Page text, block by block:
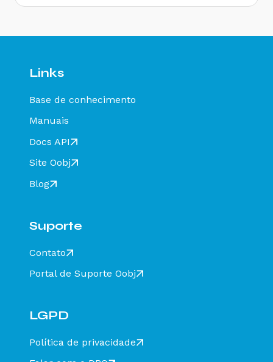
diferente de CT-e EMITIDO EM AMBIENTE DE
HOMOLOGACAO - SEM VALOR FISCAL - Como
Rejeição 649: CT-e emitido em ambiente de
diferente de CT-E EMITIDO EM AMBIENTE DE
resolver?
Rejeição 211: IE do substituto inválida - Como
- Como resolver?
homologação com Razão Social do recebedor
HOMOLOGACAO - SEM VALOR FISCAL - Como
completo - Como resolver?
6932 - Como resolver?
Rejeição 471: Informado NCM=00 indevidamente
Links
Base de conhecimento
Manuais
Docs API
Site Oobj
Blog
Suporte
Contato
Portal de Suporte Oobj
LGPD
Política de privacidade